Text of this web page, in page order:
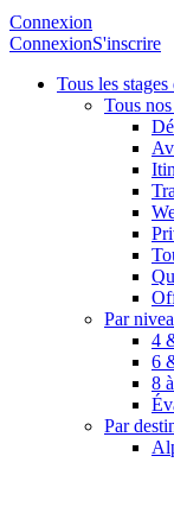
Connexion
ConnexionS'inscrire
Tous les stages
Tous
Par
4
6
8
Par